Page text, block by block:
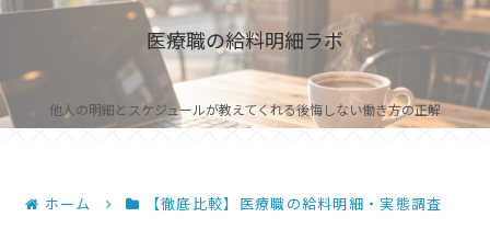
医療職の給料明細ラボ
他人の明細とスケジュールが教えてくれる後悔しない働き方の正解
ホーム 【徹底比較】医療職の給料明細・実態調査